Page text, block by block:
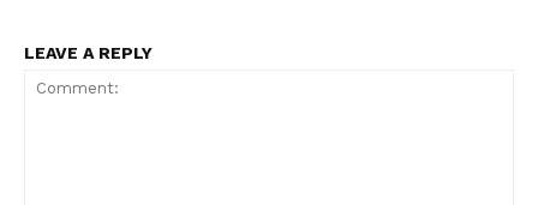
LEAVE A REPLY